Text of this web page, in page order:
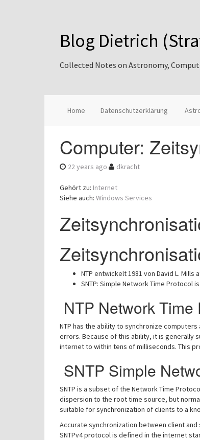
Blog Dietrich
Collected Notes on Astronomy,
Home Datenschutzerklärung
Computer:
22 years ago dkracht
Gehört zu: Internet
Siehe auch: Windows Services
NTP entwickelt 1981 von David L. Mills
SNTP: Simple Network Time Protocol
NTP Network Time
NTP has the ability to synchronize
errors. Because of this ability, it is generally
internet to within tens of milliseconds. This
SNTP Simple
SNTP is a subset of the Network Time
dispersion to the root time source, but
suitable for synchronization of clients to a
Accurate synchronization between client
SNTPv4 protocol is defined in the internet